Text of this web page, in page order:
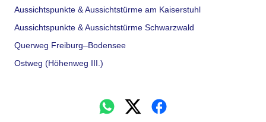
Aussichtspunkte & Aussichtstürme am Kaiserstuhl
Aussichtspunkte & Aussichtstürme Schwarzwald
Querweg Freiburg–Bodensee
Ostweg (Höhenweg III.)